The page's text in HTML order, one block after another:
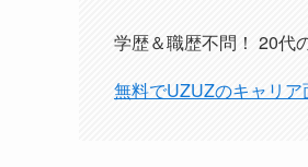
学歴＆職歴不問！ 20代
無料でUZUZのキャリア